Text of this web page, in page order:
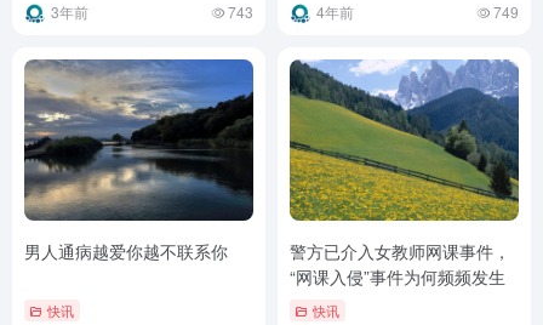
3年前 743 4年前 749
男人通病越爱你越不联系你
快讯
警方已介入女教师网课事件，
“网课入侵”事件为何频频发生
快讯